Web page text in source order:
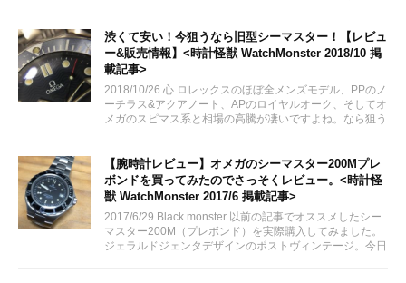
ではありません。...
渋くて安い！今狙うなら旧型シーマスター！【レビュ
ー&販売情報】<時計怪獣 WatchMonster 2018/10 掲
載記事>
2018/10/26 心 ロレックスのほぼ全メンズモデル、PPのノ
ーチラス&アクアノート、APのロイヤルオーク、そしてオ
メガのスピマス系と相場の高騰が凄いですよね。なら狙う
【腕時計レビュー】オメガのシーマスター200Mプレ
ボンドを買ってみたのでさっそくレビュー。<時計怪
獣 WatchMonster 2017/6 掲載記事>
2017/6/29 Black monster 以前の記事でオススメしたシー
マスター200M（プレボンド）を実際購入してみました。
ジェラルドジェンタデザインのポストヴィンテージ。今日